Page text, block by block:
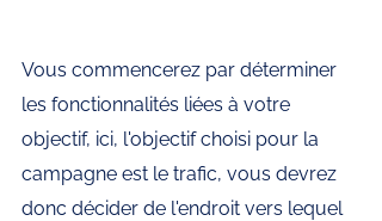
Vous commencerez par déterminer
les fonctionnalités liées à votre
objectif, ici, l'objectif choisi pour la
campagne est le trafic, vous devrez
donc décider de l'endroit vers lequel